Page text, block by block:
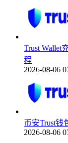
Trust Wallet
程
2026-08-06
币安Trust钱
2026-08-06